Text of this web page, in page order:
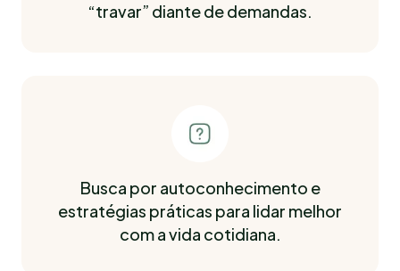
“travar” diante de demandas.
Busca por autoconhecimento e
estratégias práticas para lidar melhor
com a vida cotidiana.